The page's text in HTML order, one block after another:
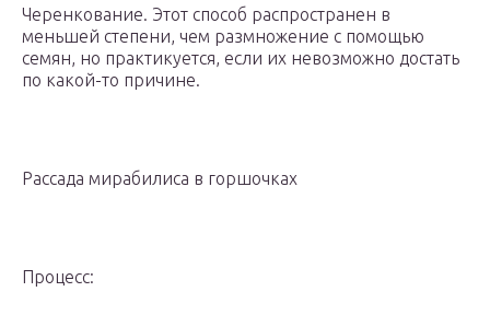
Черенкование. Этот способ распространен в
меньшей степени, чем размножение с помощью
семян, но практикуется, если их невозможно достать
по какой-то причине.
Рассада мирабилиса в горшочках
Процесс: